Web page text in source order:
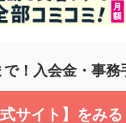
！入会金・事務
式サイト】をみる